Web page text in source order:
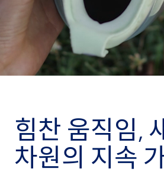
힘찬 움직임,
차원의 지속